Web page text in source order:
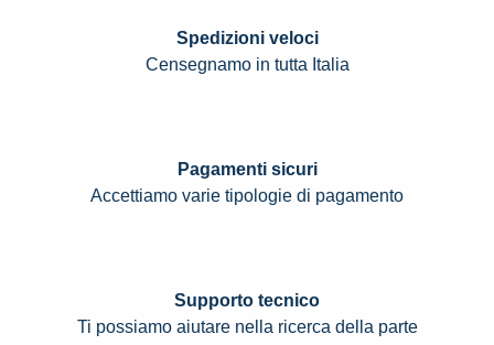
Spedizioni veloci
Censegnamo in tutta Italia
Pagamenti sicuri
Accettiamo varie tipologie di pagamento
Supporto tecnico
Ti possiamo aiutare nella ricerca della parte